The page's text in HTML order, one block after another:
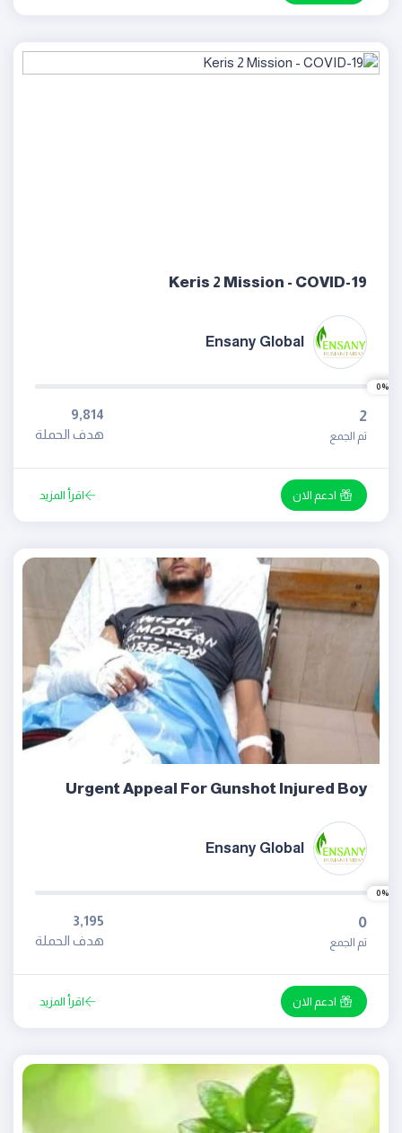
Keris 2 Mission - COVID-19
Ensany Global
0%
2
تم الجمع
9,814
هدف الحملة
ادعم الان اقرأ المزيد
Urgent Appeal For Gunshot Injured Boy
Ensany Global
0%
0
تم الجمع
3,195
هدف الحملة
ادعم الان اقرأ المزيد